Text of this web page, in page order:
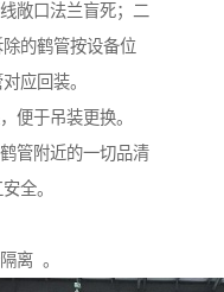
敞口法兰盲死；二
的鹤管按设备位
应回装。
便于吊装更换。
管附近的一切品清
全。
离 。